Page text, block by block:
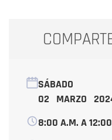
SÁBADO
02 MARZO
8:00 A.M. A